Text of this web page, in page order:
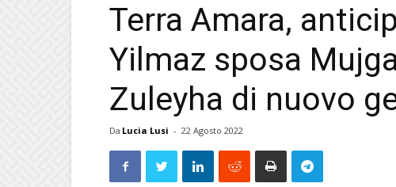
Terra Amara,
Yilmaz sposa
Zuleyha di nuovo
Da Lucia Lusi - 22 Agosto 2022